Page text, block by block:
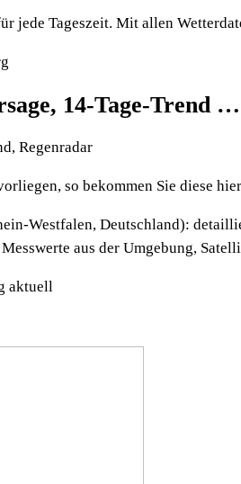
jede Tageszeit. Mit allen
14-Tage-Trend …
Regenradar
so bekommen Sie diese
Westfalen, Deutschland):
aus der Umgebung,
aktuell